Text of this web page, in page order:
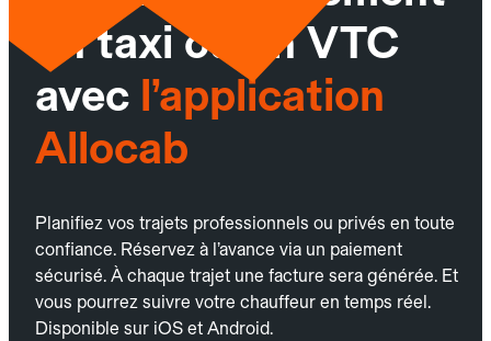
un taxi ou un VTC
avec l’application
Allocab
Planifiez vos trajets professionnels ou privés en toute
confiance. Réservez à l’avance via un paiement
sécurisé. À chaque trajet une facture sera générée. Et
vous pourrez suivre votre chauffeur en temps réel.
Disponible sur iOS et Android.